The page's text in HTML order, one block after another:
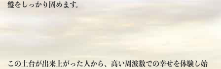
盤をしっかり固めます。
この土台が出来上がった人から、高い周波数での幸せを体験し始